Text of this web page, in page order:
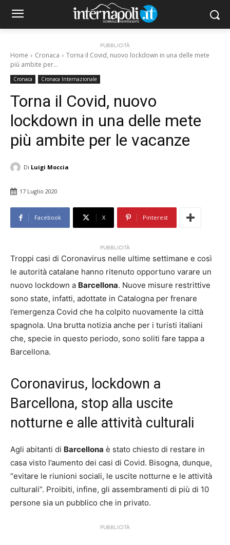
PUBBLICITÀ
Home Cronaca
Torna il Covid, nuovo lockdown in una delle mete
più ambite per...
Cronaca Cronaca Internazionale
Torna il Covid, nuovo
lockdown in una delle mete
più ambite per le vacanze
Di Luigi Moccia
17 Luglio 2020
Facebook X Pinterest
PUBBLICITÀ
Troppi casi di Coronavirus nelle ultime settimane e così
le autorità catalane hanno ritenuto opportuno varare un
nuovo lockdown a Barcellona. Nuove misure restrittive
sono state, infatti, adottate in Catalogna per frenare
l’emergenza Covid che ha colpito nuovamente la città
spagnola. Una brutta notizia anche per i turisti italiani
che, specie in questo periodo, sono soliti fare tappa a
Barcellona.
Coronavirus, lockdown a
Barcellona, stop alla uscite
notturne e alle attività culturali
Agli abitanti di Barcellona è stato chiesto di restare in
casa visto l’aumento dei casi di Covid. Bisogna, dunque,
“evitare le riunioni sociali, le uscite notturne e le attività
culturali”. Proibiti, infine, gli assembramenti di più di 10
persone sia un pubblico che in privato.
PUBBLICITÀ